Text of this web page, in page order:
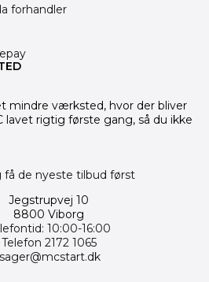
mindre værksted, hvor der bliver
rigtig første gang, så du ikke
Jegstrupvej 10
8800 Viborg
10:00-16:00
Telefon 2172 1065